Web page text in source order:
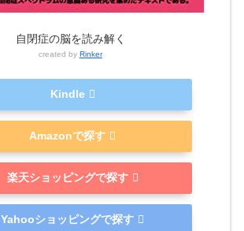
自閉症の脳を読み解く
created by Rinker
Kindle
Amazonで探す
楽天ショッピングで探す
Yahooショッピングで探す